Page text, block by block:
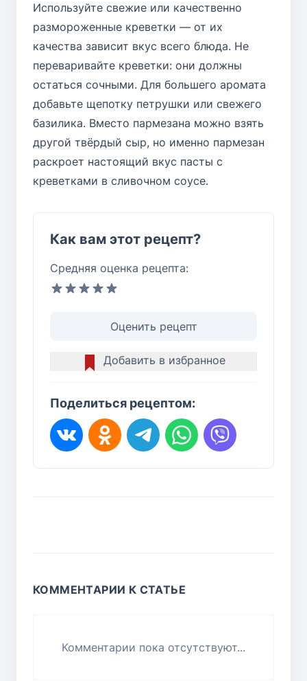
Используйте свежие или качественно
размороженные креветки — от их
качества зависит вкус всего блюда. Не
переваривайте креветки: они должны
остаться сочными. Для большего аромата
добавьте щепотку петрушки или свежего
базилика. Вместо пармезана можно взять
другой твёрдый сыр, но именно пармезан
раскроет настоящий вкус пасты с
креветками в сливочном соусе.
Как вам этот рецепт?
Средняя оценка рецепта:
Оценить рецепт
Добавить в избранное
Поделиться рецептом:
КОММЕНТАРИИ К СТАТЬЕ
Комментарии пока отсутствуют...